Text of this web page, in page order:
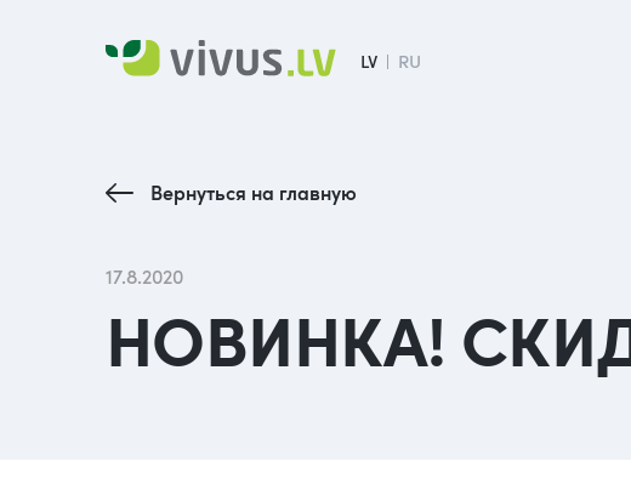
LV RU
Вернуться на главную
17.8.2020
НОВИНКА!